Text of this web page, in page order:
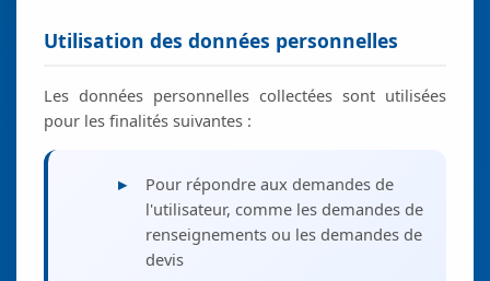
Utilisation des données personnelles
Les données personnelles collectées sont utilisées
pour les finalités suivantes :
Pour répondre aux demandes de
l'utilisateur, comme les demandes de
renseignements ou les demandes de
devis
du site web.
Expérience
site web soit